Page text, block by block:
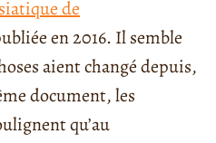
de
en 2016. Il semble
aient changé depuis,
document, les
qu’au